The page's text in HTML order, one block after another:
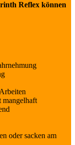
Reflex können
mangelhaft
oder sacken am